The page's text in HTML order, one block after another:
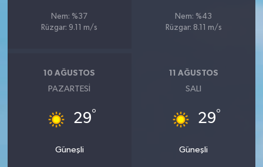
Nem: %37
Rüzgar: 9.11 m/s
Nem: %43
Rüzgar: 8.11 m/s
10 AĞUSTOS
PAZARTESI
29°
Güneşli
11 AĞUSTOS
SALI
29°
Güneşli